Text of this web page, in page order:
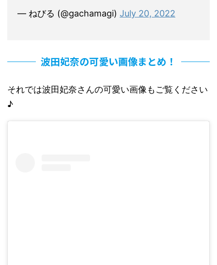
— ねびる (@gachamagi) July 20, 2022
波田妃奈の可愛い画像まとめ！
それでは波田妃奈さんの可愛い画像もご覧ください
♪